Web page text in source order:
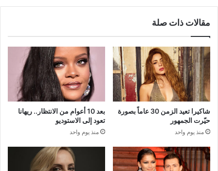
مقالات ذات صلة
شاكيرا تعيد الزمن 30 عاماً بصورة
حيّرت الجمهور
منذ يوم واحد
بعد 10 أعوام من الانتظار.. ريهانا
تعود إلى الاستوديو
منذ يوم واحد